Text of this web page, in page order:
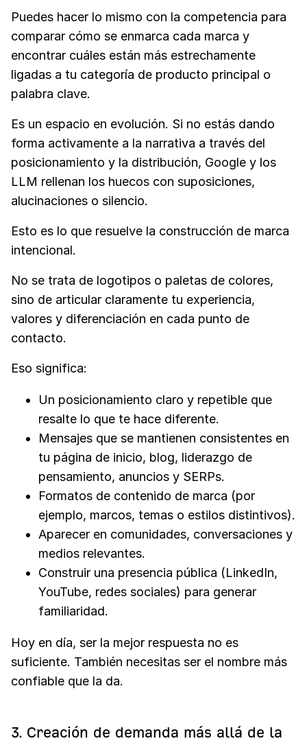
Puedes hacer lo mismo con la competencia para
comparar cómo se enmarca cada marca y
encontrar cuáles están más estrechamente
ligadas a tu categoría de producto principal o
palabra clave.
Es un espacio en evolución. Si no estás dando
forma activamente a la narrativa a través del
posicionamiento y la distribución, Google y los
LLM rellenan los huecos con suposiciones,
alucinaciones o silencio.
Esto es lo que resuelve la construcción de marca
intencional.
No se trata de logotipos o paletas de colores,
sino de articular claramente tu experiencia,
valores y diferenciación en cada punto de
contacto.
Eso significa:
Un posicionamiento claro y repetible que
resalte lo que te hace diferente.
Mensajes que se mantienen consistentes en
tu página de inicio, blog, liderazgo de
pensamiento, anuncios y SERPs.
Formatos de contenido de marca (por
ejemplo, marcos, temas o estilos distintivos).
Aparecer en comunidades, conversaciones y
medios relevantes.
Construir una presencia pública (LinkedIn,
YouTube, redes sociales) para generar
familiaridad.
Hoy en día, ser la mejor respuesta no es
suficiente. También necesitas ser el nombre más
confiable que la da.
3. Creación de demanda más allá de la